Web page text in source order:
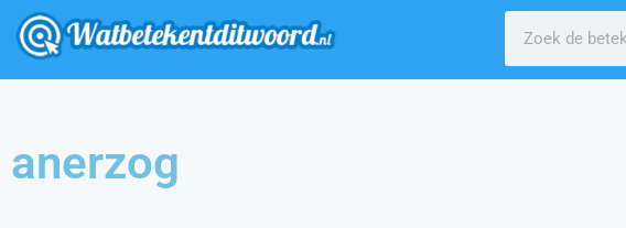
anerzog